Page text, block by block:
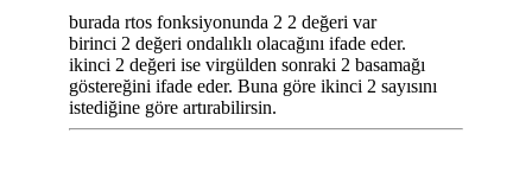
burada rtos fonksiyonunda 2 2 değeri var
birinci 2 değeri ondalıklı olacağını ifade eder.
ikinci 2 değeri ise virgülden sonraki 2 basamağı
göstereğini ifade eder. Buna göre ikinci 2 sayısını
istediğine göre artırabilirsin.